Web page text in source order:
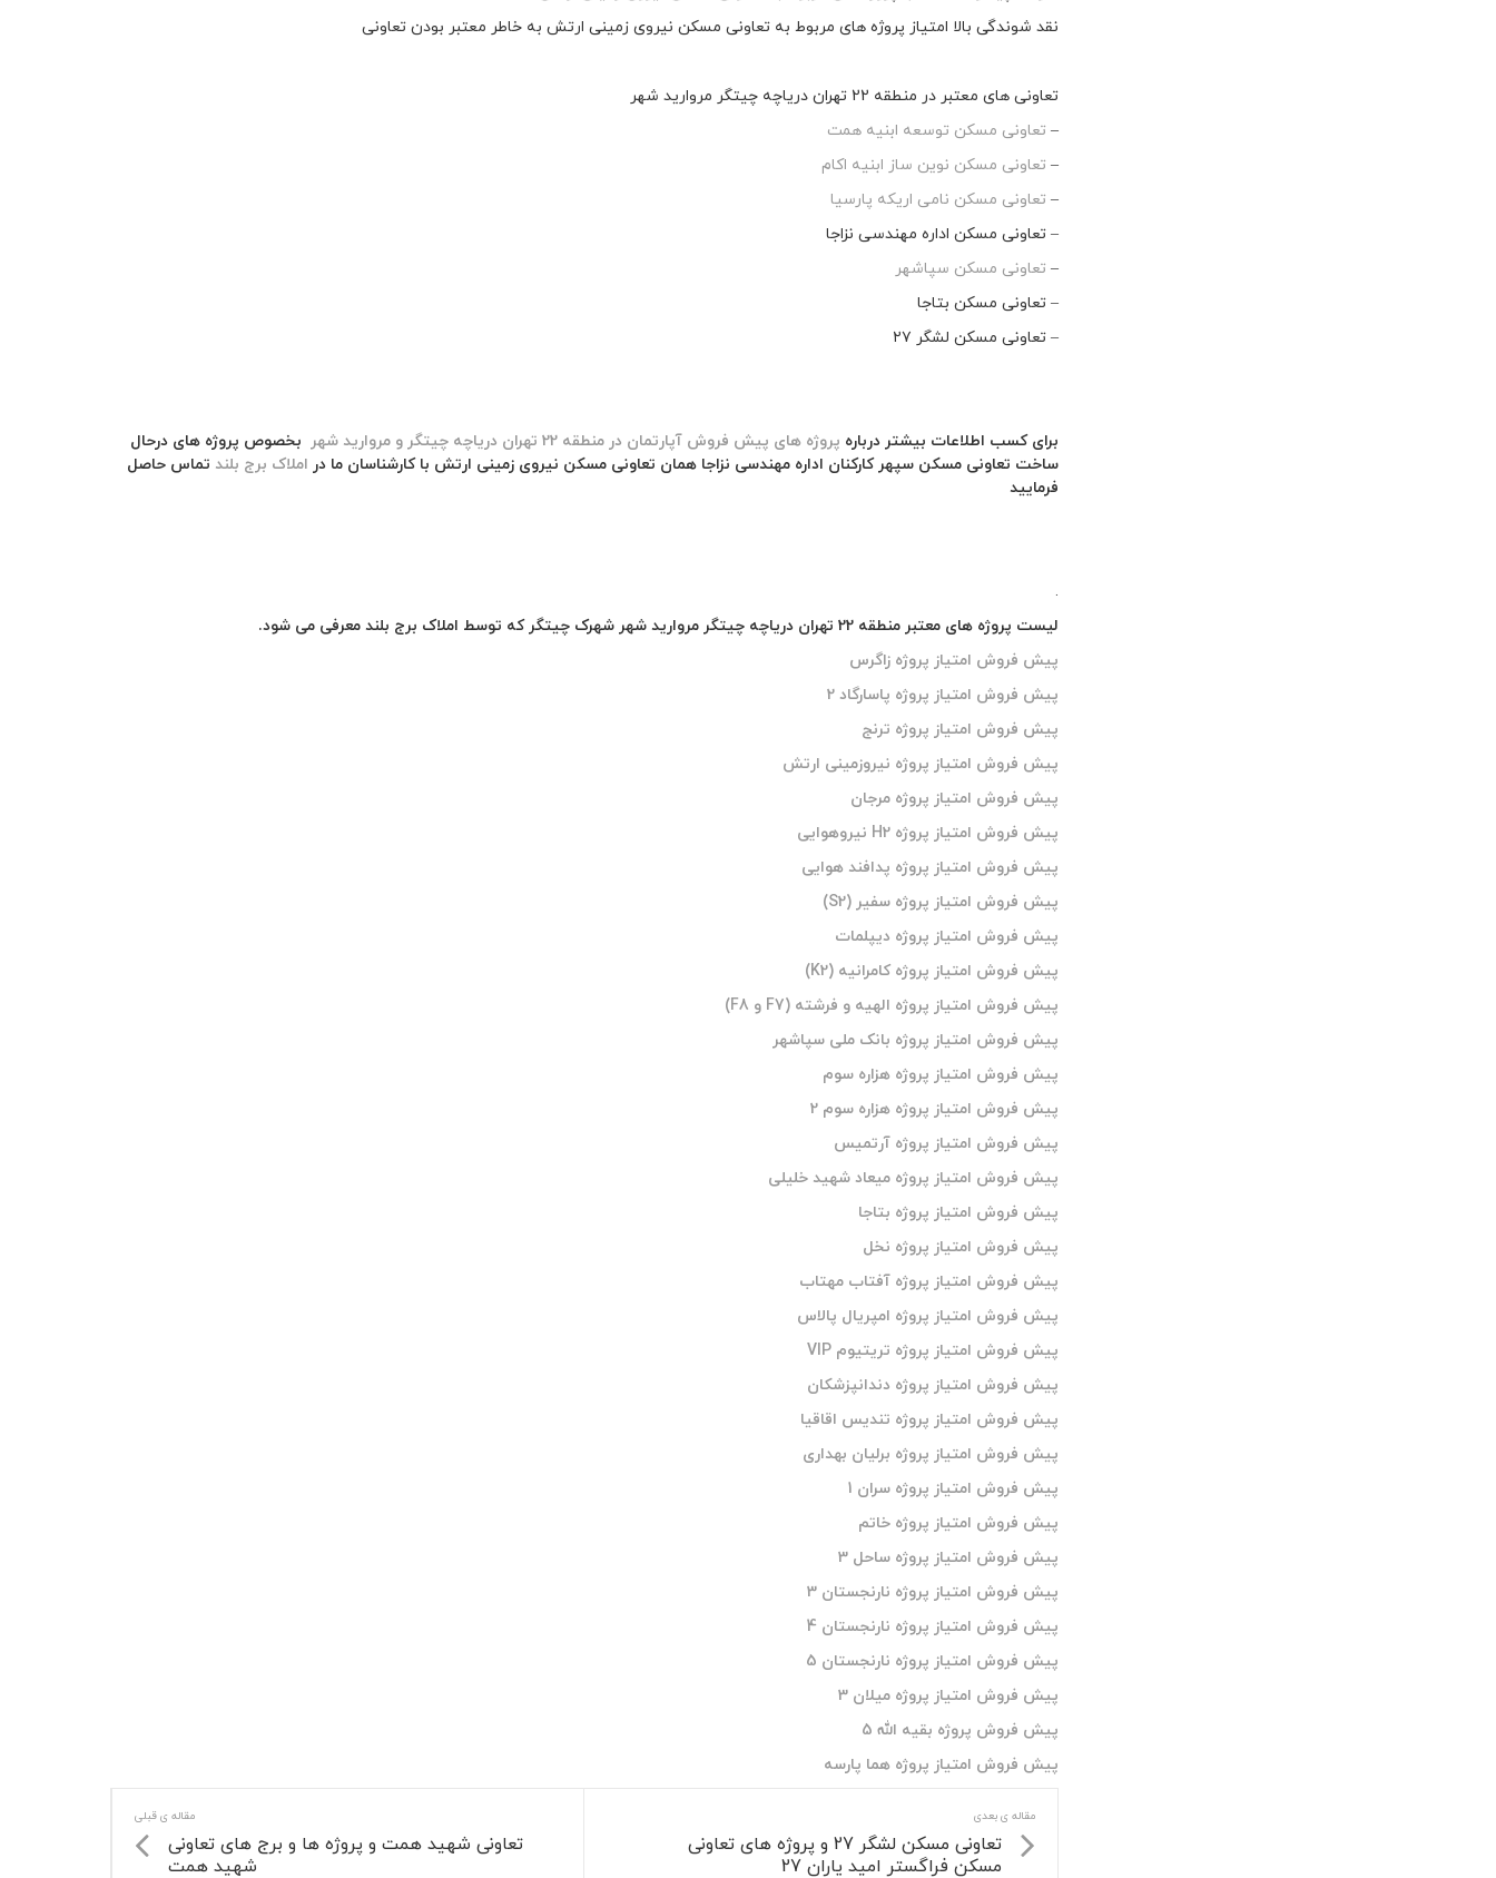
نقد شوندگی بالا امتیاز پروژه های مربوط به تعاونی مسکن نیروی زمینی ارتش به خاطر معتبر بودن تعاونی
تعاونی های معتبر در منطقه 22 تهران دریاچه چیتگر مروارید شهر
– تعاونی مسکن توسعه ابنیه همت
– تعاونی مسکن نوین ساز ابنیه اکام
– تعاونی مسکن نامی اریکه پارسیا
– تعاونی مسکن اداره مهندسی نزاجا
– تعاونی مسکن سپاشهر
– تعاونی مسکن بتاجا
– تعاونی مسکن لشگر ۲۷
برای کسب اطلاعات بیشتر درباره پروژه های پیش فروش آپارتمان در منطقه 22 تهران دریاچه چیتگر و مروارید شهر
بخصوص پروژه های درحال
ساخت تعاونی مسکن سپهر کارکنان اداره مهندسی نزاجا همان تعاونی مسکن نیروی زمینی ارتش با کارشناسان ما در املاک برج بلند تماس حاصل
فرمایید
.
لیست پروژه های معتبر منطقه 22 تهران دریاچه چیتگر مروارید شهر شهرک چیتگر که توسط املاک برج بلند معرفی می شود.
پیش فروش امتیاز پروژه زاگرس
پیش فروش امتیاز پروژه پاسارگاد 2
پیش فروش امتیاز پروژه ترنج
پیش فروش امتیاز پروژه نیروزمینی ارتش
پیش فروش امتیاز پروژه مرجان
پیش فروش امتیاز پروژه H2 نیروهوایی
پیش فروش امتیاز پروژه پدافند هوایی
پیش فروش امتیاز پروژه سفیر (S2)
پیش فروش امتیاز پروژه دیپلمات
پیش فروش امتیاز پروژه کامرانیه (K2)
پیش فروش امتیاز پروژه الهیه و فرشته (F7 و F8)
پیش فروش امتیاز پروژه بانک ملی سپاشهر
پیش فروش امتیاز پروژه هزاره سوم
پیش فروش امتیاز پروژه هزاره سوم 2
پیش فروش امتیاز پروژه آرتمیس
پیش فروش امتیاز پروژه میعاد شهید خلیلی
پیش فروش امتیاز پروژه بتاجا
پیش فروش امتیاز پروژه نخل
پیش فروش امتیاز پروژه آفتاب مهتاب
پیش فروش امتیاز پروژه امپریال پالاس
پیش فروش امتیاز پروژه تریتیوم VIP
پیش فروش امتیاز پروژه دندانپزشکان
پیش فروش امتیاز پروژه تندیس اقاقیا
پیش فروش امتیاز پروژه برلیان بهداری
پیش فروش امتیاز پروژه سران 1
پیش فروش امتیاز پروژه خاتم
پیش فروش امتیاز پروژه ساحل 3
پیش فروش امتیاز پروژه نارنجستان 3
پیش فروش امتیاز پروژه نارنجستان 4
پیش فروش امتیاز پروژه نارنجستان 5
پیش فروش امتیاز پروژه میلان 3
پیش فروش پروژه بقیه الله 5
پیش فروش امتیاز پروژه هما پارسه
مقاله ی قبلی
تعاونی شهید همت و پروژه ها و برج های تعاونی
شهید همت
مقاله ی بعدی
تعاونی مسکن لشگر 27 و پروژه های تعاونی
مسکن فراگستر امید یاران 27